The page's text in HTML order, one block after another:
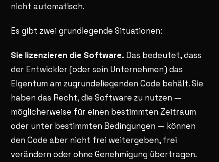
nicht automatisch.
Es gibt zwei grundlegende Situationen:
Sie lizenzieren die Software. Das bedeutet, dass
der Entwickler (oder sein Unternehmen) das
Eigentum am zugrundeliegenden Code behält. Sie
haben das Recht, die Software zu nutzen —
möglicherweise für einen bestimmten Zeitraum
oder unter bestimmten Bedingungen — können
den Code aber nicht frei weitergeben, frei
verändern oder ohne Genehmigung übertragen.